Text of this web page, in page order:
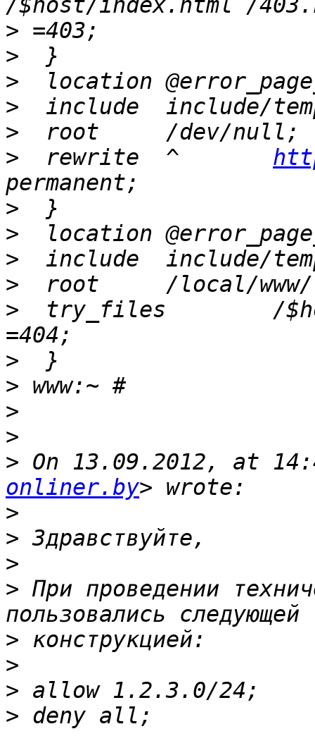
>
>
>
>
>
>
  rewrite  ^
>
>
>
>
>
try_files        /
>
>
>
>
> On 13.09.2012, at
onliner.by
>
>
>
> При проведении
>
>
>
>